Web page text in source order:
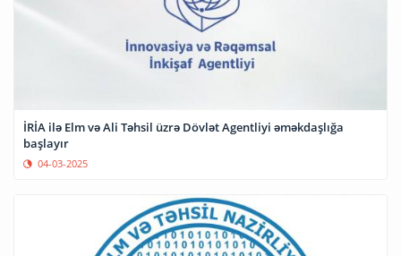
İRİA ilə Elm və Ali Təhsil üzrə Dövlət Agentliyi əməkdaşlığa
başlayır
04-03-2025